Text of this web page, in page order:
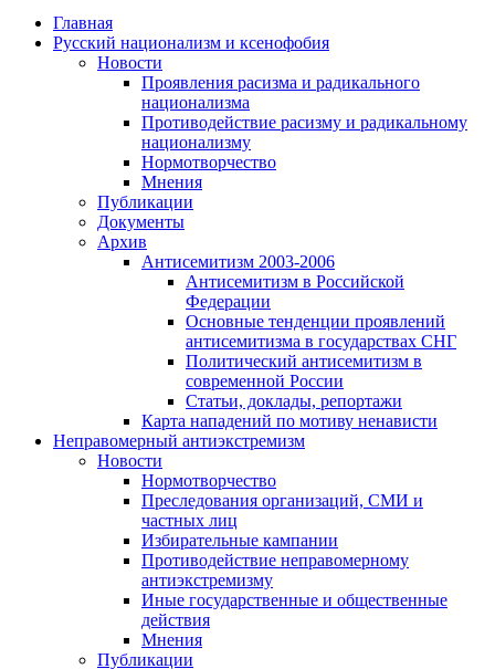
Главная
Русский национализм и ксенофобия
Новости
Проявления расизма и радикального
национализма
Противодействие расизму и радикальному
национализму
Нормотворчество
Мнения
Публикации
Документы
Архив
Антисемитизм 2003-2006
Антисемитизм в Российской
Федерации
Основные тенденции проявлений
антисемитизма в государствах СНГ
Политический антисемитизм в
современной России
Статьи, доклады, репортажи
Карта нападений по мотиву ненависти
Неправомерный антиэкстремизм
Новости
Нормотворчество
Преследования организаций, СМИ и
частных лиц
Избирательные кампании
Противодействие неправомерному
антиэкстремизму
Иные государственные и общественные
действия
Мнения
Публикации